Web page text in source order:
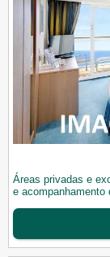
Áreas privadas e
e acompanhamento